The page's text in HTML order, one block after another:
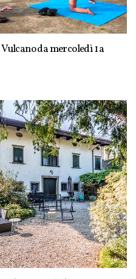
da mercoledì 1 a